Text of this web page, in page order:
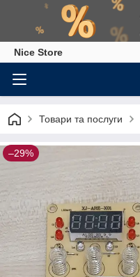
Nice Store
Товари та послуги
–29%